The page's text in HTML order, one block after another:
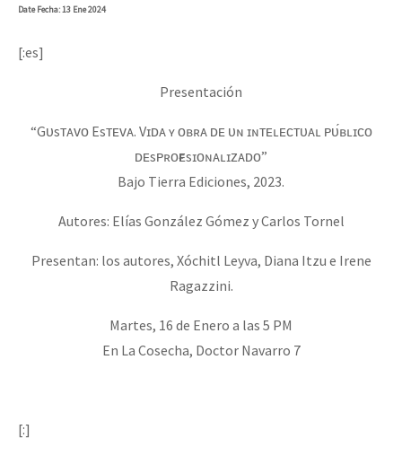
DateFecha: 13 Ene 2024
[:es]
Presentación
“Gᴜsᴛᴀᴠᴏ Esᴛᴇᴠᴀ. Vɪᴅᴀ ʏ ᴏʙʀᴀ ᴅᴇ ᴜɴ ɪɴᴛᴇʟᴇᴄᴛᴜᴀʟ ᴘᴜ́ʙʟɪᴄᴏ
ᴅᴇsᴘʀᴏғᴇsɪᴏɴᴀʟɪᴢᴀᴅᴏ”
Bajo Tierra Ediciones, 2023.
Autores: Elías González Gómez y Carlos Tornel
Presentan: los autores, Xóchitl Leyva, Diana Itzu e Irene
Ragazzini.
Martes, 16 de Enero a las 5 PM
En La Cosecha, Doctor Navarro 7
[:]